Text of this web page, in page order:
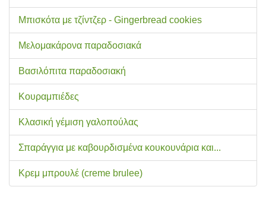
Μπισκότα με τζίντζερ - Gingerbread cookies
Μελομακάρονα παραδοσιακά
Βασιλόπιτα παραδοσιακή
Κουραμπιέδες
Κλασική γέμιση γαλοπούλας
Σπαράγγια με καβουρδισμένα κουκουνάρια και...
Κρεμ μπρουλέ (creme brulee)